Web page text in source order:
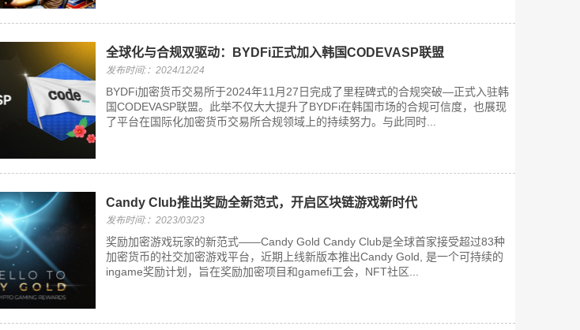
全球化与合规双驱动：BYDFi正式加入韩国CODEVASP联盟
发布时间:：2024/12/24
BYDFi加密货币交易所于2024年11月27日完成了里程碑式的合规突破—正式入驻韩
国CODEVASP联盟。此举不仅大大提升了BYDFi在韩国市场的合规可信度，也展现
了平台在国际化加密货币交易所合规领域上的持续努力。与此同时...
Candy Club推出奖励全新范式，开启区块链游戏新时代
发布时间:：2023/03/23
奖励加密游戏玩家的新范式——Candy Gold Candy Club是全球首家接受超过83种
加密货币的社交加密游戏平台，近期上线新版本推出Candy Gold, 是一个可持续的
ingame奖励计划，旨在奖励加密项目和gamefi工会，NFT社区...